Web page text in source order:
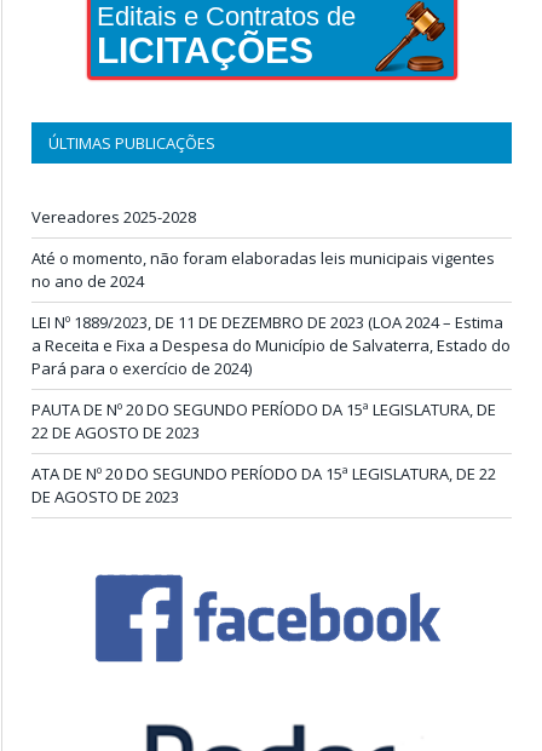
Editais e Contratos de
LICITAÇÕES
ÚLTIMAS PUBLICAÇÕES
Vereadores 2025-2028
Até o momento, não foram elaboradas leis municipais vigentes
no ano de 2024
LEI Nº 1889/2023, DE 11 DE DEZEMBRO DE 2023 (LOA 2024 – Estima
a Receita e Fixa a Despesa do Município de Salvaterra, Estado do
Pará para o exercício de 2024)
PAUTA DE Nº 20 DO SEGUNDO PERÍODO DA 15ª LEGISLATURA, DE
22 DE AGOSTO DE 2023
ATA DE Nº 20 DO SEGUNDO PERÍODO DA 15ª LEGISLATURA, DE 22
DE AGOSTO DE 2023